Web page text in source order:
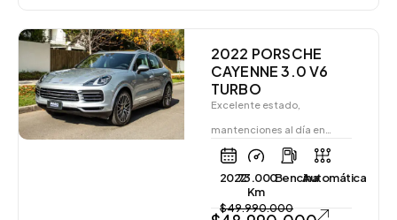
2022 PORSCHE
CAYENNE 3.0 V6
TURBO
Excelente estado,
mantenciones al día en…
202273.000
Km
BencinaAutomática
$49.990.000